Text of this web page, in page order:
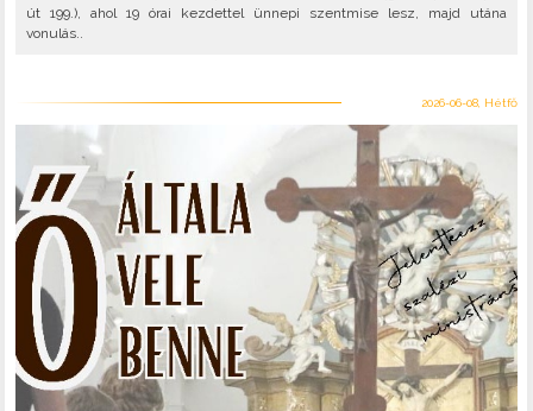
út 199.), ahol 19 órai kezdettel ünnepi szentmise lesz, majd utána
vonulás..
2026-06-08, Hétfő